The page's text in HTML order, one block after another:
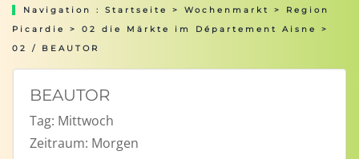
Navigation : Startseite > Wochenmarkt > Region
Picardie
> 02 die Märkte im Département Aisne
>
02 / BEAUTOR
BEAUTOR
Tag: Mittwoch
Zeitraum: Morgen